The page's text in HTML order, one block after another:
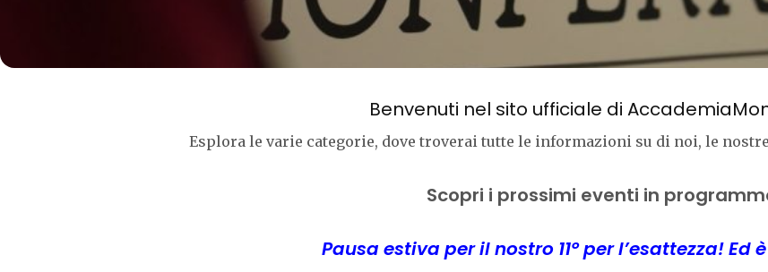
Benvenuti nel sito ufficiale di
Esplora le varie categorie, dove troverai tutte le informazioni su di noi, le
Scopri i prossimi eventi in
Pausa estiva per il nostro 11° per l’esattezza! Ed